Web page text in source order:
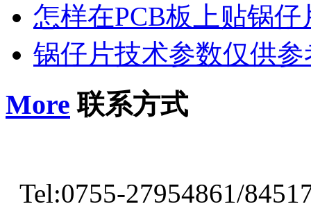
怎样在PCB板上贴锅仔
锅仔片技术参数仅供参
More 联系方式
Tel:0755-27954861/